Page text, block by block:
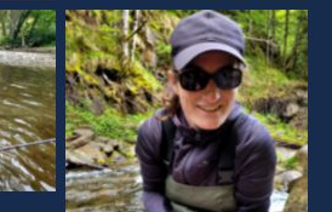
Aucune légende